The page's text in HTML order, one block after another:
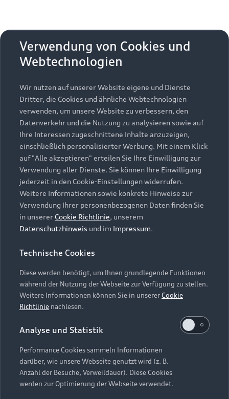
Zurück nach oben
Modelle
Alle Modelle
Modelle vergleichen
Elektromodelle
Plug-in-Hybride
Kaufen & leasen
Neuwagensuche
Gebrauchtwagensuche
Gebrauchtwagen
Finanzierung
Aktionen & Angebote
Geschäftskunden
Service & Zubehör
Saisonale Angebote
Audi Services
Garantie
Audi digital services
myAudi
Support
Kundenservice
Händlersuche
Audi Code
Online-Terminvereinbarung
Servicekontakt
Vertrag widerrufen
Über Audi
Unternehmen
Karriere
Investor Relations
Presse & Media Center
Datenschutz
Audi erleben
Newsletter
Impressum Rechtliches
Hinweisgebersystem
Datenschutzinformation
Cookie-Einstellungen
Cookie-Richtlinie
Barrierefreiheit
Hinweis: Die aktuelle Darstellung und Anordnung der
Embleme am Fahrzeug bei allen Abbildungen auf dieser
Webseite kann abweichen.
Verwendung von Cookies und
Webtechnologien
Wir nutzen auf unserer Website eigene und Dienste
Dritter, die Cookies und ähnliche Webtechnologien
verwenden, um unsere Website zu verbessern, den
Datenverkehr und die Nutzung zu analysieren sowie auf
Ihre Interessen zugeschnittene Inhalte anzuzeigen,
einschließlich personalisierter Werbung. Mit einem Klick
auf "Alle akzeptieren" erteilen Sie Ihre Einwilligung zur
Verwendung aller Dienste. Sie können Ihre Einwilligung
jederzeit in den Cookie-Einstellungen widerrufen.
Weitere Informationen sowie konkrete Hinweise zur
Verwendung Ihrer personenbezogenen Daten finden Sie
in unserer Cookie Richtlinie, unserem
Datenschutzhinweis und im Impressum.
Technische Cookies
Diese werden benötigt, um Ihnen grundlegende Funktionen
während der Nutzung der Webseite zur Verfügung zu stellen.
Weitere Informationen können Sie in unsererCookie
Richtlinie nachlesen.
Analyse und Statistik
Performance Cookies sammeln Informationen
darüber, wie unsere Webseite genutzt wird (z. B.
Anzahl der Besuche, Verweildauer). Diese Cookies
werden zur Optimierung der Webseite verwendet.